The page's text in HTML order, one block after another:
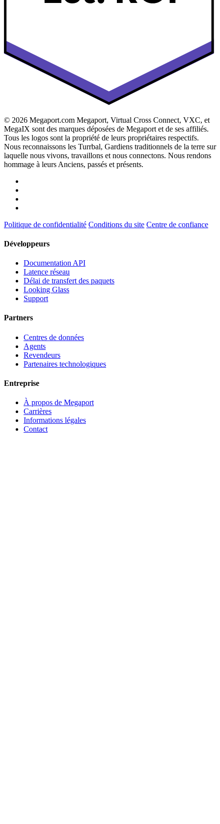
© 2026 Megaport.com Megaport, Virtual Cross Connect, VXC, et
MegaIX sont des marques déposées de Megaport et de ses affiliés.
Tous les logos sont la propriété de leurs propriétaires respectifs.
Nous reconnaissons les Turrbal, Gardiens traditionnels de la terre sur
laquelle nous vivons, travaillons et nous connectons. Nous rendons
hommage à leurs Anciens, passés et présents.
Politique de confidentialité Conditions du site Centre de confiance
Développeurs
Documentation API
Latence réseau
Délai de transfert des paquets
Looking Glass
Support
Partners
Centres de données
Agents
Revendeurs
Partenaires technologiques
Entreprise
À propos de Megaport
Carrières
Informations légales
Contact